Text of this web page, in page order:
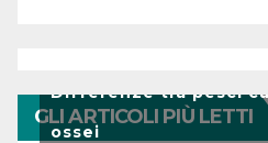
GLI ARTICOLI PIÙ LETTI
Differenze tra pesci
ossei